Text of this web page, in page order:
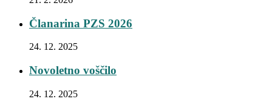
Članarina PZS 2026
24. 12. 2025
Novoletno voščilo
24. 12. 2025